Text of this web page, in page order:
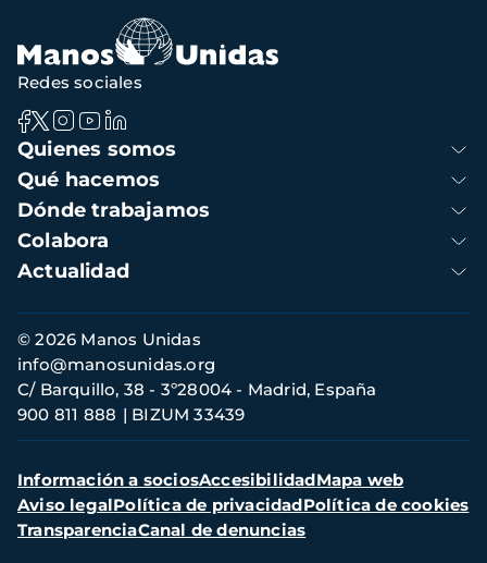
Navegación
principal
Quienes somos
Qué hacemos
Dónde trabajamos
Colabora
Actualidad
Redes sociales
Información
de
contacto
© 2026 Manos Unidas
C/ Barquillo, 38 - 3º28004 - Madrid, España
900 811 888
BIZUM 33439
info@manosunidas.org
Menú
secundario
Información a sociosAccesibilidadMapa web
Aviso legalPolítica de privacidadPolítica de cookies
TransparenciaCanal de denuncias